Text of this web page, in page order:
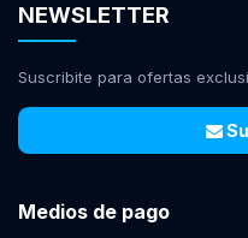
NEWSLETTER
Suscribite para ofertas
Medios de pago